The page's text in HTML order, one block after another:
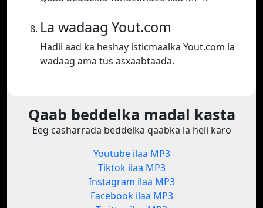
La wadaag Yout.com
Hadii aad ka heshay isticmaalka Yout.com la
wadaag ama tus asxaabtaada.
Qaab beddelka madal kasta
Eeg casharrada beddelka qaabka la heli karo
Youtube ilaa MP3
Tiktok ilaa MP3
Instagram ilaa MP3
Facebook ilaa MP3